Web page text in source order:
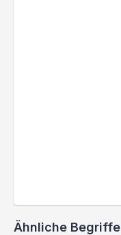
Ähnliche Begriffe